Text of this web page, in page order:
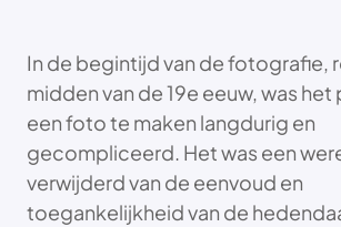
In de begintijd van de fotografie,
midden van de 19e eeuw, was
een foto te maken langdurig en
gecompliceerd. Het was een
verwijderd van de eenvoud en
toegankelijkheid van de